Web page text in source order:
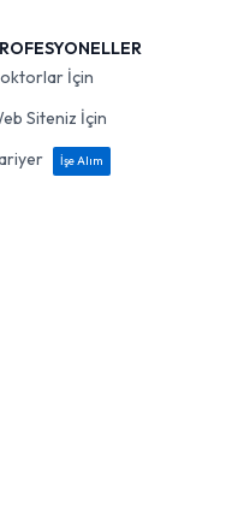
İçin
Siteniz İçin
İşe Alım